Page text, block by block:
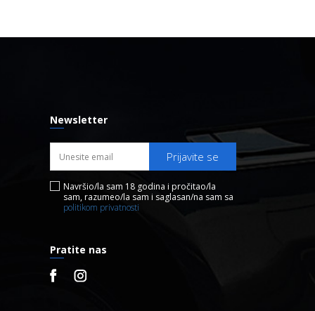
Newsletter
Prijavite se
Navršio/la sam 18 godina i pročitao/la
sam, razumeo/la sam i saglasan/na sam sa
politikom privatnosti
Pratite nas